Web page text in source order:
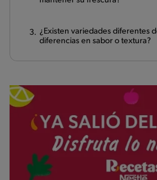
¿Existen variedades diferentes
diferencias en sabor o textura?